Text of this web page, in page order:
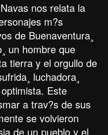
nos relata la
m?s
de Buenaventura¸
un hombre que
tierra y el orgullo de
luchadora¸
Este
a trav?s de sus
se volvieron
de un pueblo y el